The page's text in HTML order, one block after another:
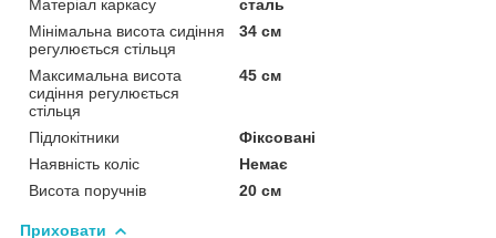
Матеріал каркасу
сталь
Мінімальна висота сидіння
регулюється стільця
34 см
Максимальна висота
сидіння регулюється
стільця
45 см
Підлокітники
Фіксовані
Наявність коліс
Немає
Висота поручнів
20 см
Приховати